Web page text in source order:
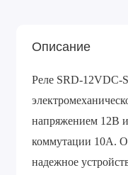
Описание
Реле SRD-12VDC-
напряжением 12В
коммутации 10А.
надежное